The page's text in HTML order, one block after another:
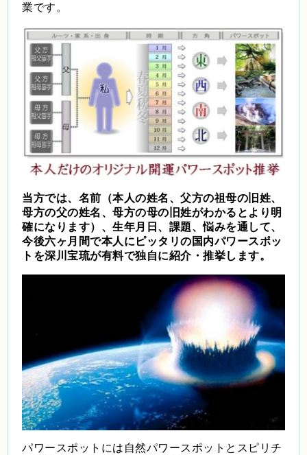
業です。
当方では、名前（本人の姓名、父方の祖母の旧姓、
母方の父の姓名、母方の母の旧姓がわかるとより明
確になります）、生年月日、課題、悩みを通して、
今後六ヶ月間で本人にピッタリの国内パワースポッ
トを深川宝琉が有料で独自に紹介・推挙します。
パワースポットには自然パワースポットとスピリチ